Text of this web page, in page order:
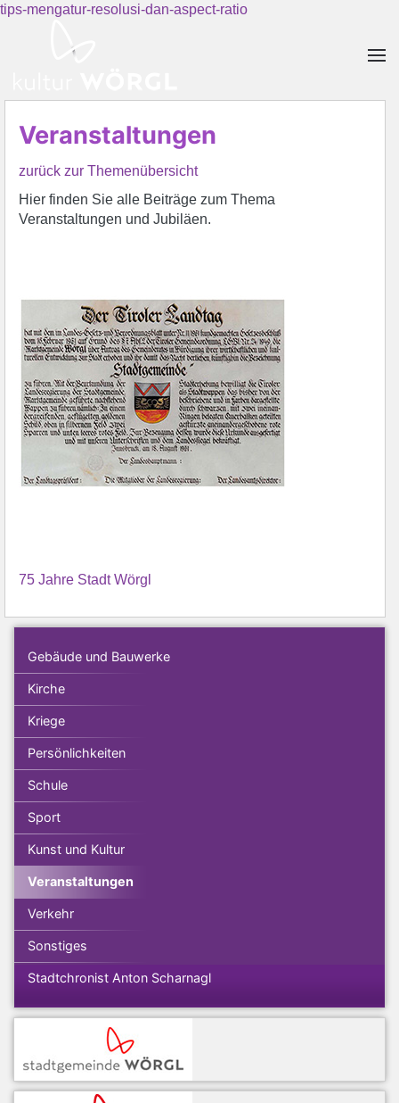
tips-mengatur-resolusi-dan-aspect-ratio
Veranstaltungen
zurück zur Themenübersicht
Hier finden Sie alle Beiträge zum Thema
Veranstaltungen und Jubiläen.
75 Jahre Stadt Wörgl
Gebäude und Bauwerke
Kirche
Kriege
Persönlichkeiten
Schule
Sport
Kunst und Kultur
Veranstaltungen
Verkehr
Sonstiges
Stadtchronist Anton Scharnagl